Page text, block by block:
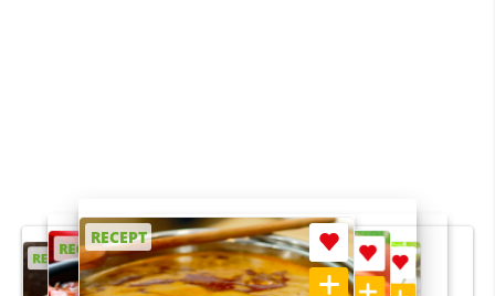
RECEPT
RECEPT
RECEPT
RECEPT
RECEPT